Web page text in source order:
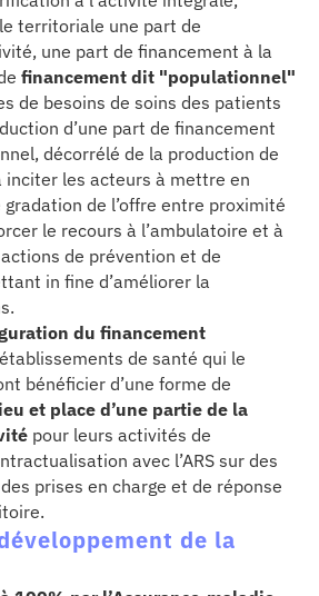
territoriale une part de
une part de financement à la
financement dit "populationnel"
de besoins de soins des patients
d’une part de financement
décorrélé de la production de
inciter les acteurs à mettre en
de l’offre entre proximité
le recours à l’ambulatoire et à
actions de prévention et de
in fine d’améliorer la
du financement
de santé qui le
bénéficier d’une forme de
et place d’une partie de la
pour leurs activités de
avec l’ARS sur des
prises en charge et de réponse
de la